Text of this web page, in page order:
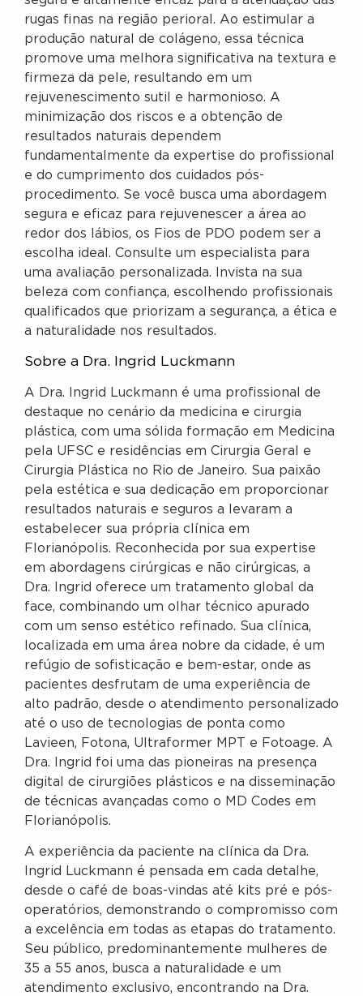
rugas finas na região perioral. Ao estimular a
produção natural de colágeno, essa técnica
promove uma melhora significativa na textura e
firmeza da pele, resultando em um
rejuvenescimento sutil e harmonioso. A
minimização dos riscos e a obtenção de
resultados naturais dependem
fundamentalmente da expertise do profissional
e do cumprimento dos cuidados pós-
procedimento. Se você busca uma abordagem
segura e eficaz para rejuvenescer a área ao
redor dos lábios, os Fios de PDO podem ser a
escolha ideal. Consulte um especialista para
uma avaliação personalizada. Invista na sua
beleza com confiança, escolhendo profissionais
qualificados que priorizam a segurança, a ética e
a naturalidade nos resultados.
Sobre a Dra. Ingrid Luckmann
A Dra. Ingrid Luckmann é uma profissional de
destaque no cenário da medicina e cirurgia
plástica, com uma sólida formação em Medicina
pela UFSC e residências em Cirurgia Geral e
Cirurgia Plástica no Rio de Janeiro. Sua paixão
pela estética e sua dedicação em proporcionar
resultados naturais e seguros a levaram a
estabelecer sua própria clínica em
Florianópolis. Reconhecida por sua expertise
em abordagens cirúrgicas e não cirúrgicas, a
Dra. Ingrid oferece um tratamento global da
face, combinando um olhar técnico apurado
com um senso estético refinado. Sua clínica,
localizada em uma área nobre da cidade, é um
refúgio de sofisticação e bem-estar, onde as
pacientes desfrutam de uma experiência de
alto padrão, desde o atendimento personalizado
até o uso de tecnologias de ponta como
Lavieen, Fotona, Ultraformer MPT e Fotoage. A
Dra. Ingrid foi uma das pioneiras na presença
digital de cirurgiões plásticos e na disseminação
de técnicas avançadas como o MD Codes em
Florianópolis.
A experiência da paciente na clínica da Dra.
Ingrid Luckmann é pensada em cada detalhe,
desde o café de boas-vindas até kits pré e pós-
operatórios, demonstrando o compromisso com
a excelência em todas as etapas do tratamento.
Seu público, predominantemente mulheres de
35 a 55 anos, busca a naturalidade e um
atendimento exclusivo, encontrando na Dra.